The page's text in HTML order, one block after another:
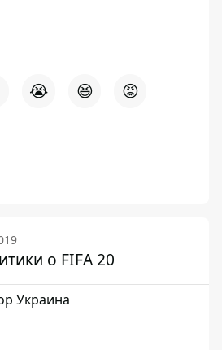
😭 😆 😡
о FIFA 20
Украина